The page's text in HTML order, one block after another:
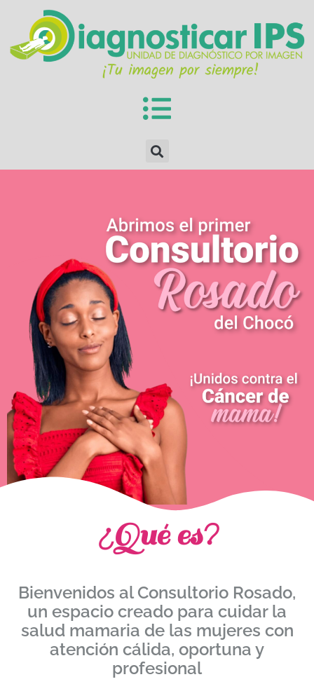
¿Qué es?
Bienvenidos al Consultorio Rosado,
un espacio creado para cuidar la
salud mamaria de las mujeres con
atención cálida, oportuna y
profesional